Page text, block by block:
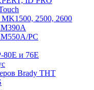
2500, 2600
PC
80E и 76E
Brady THT